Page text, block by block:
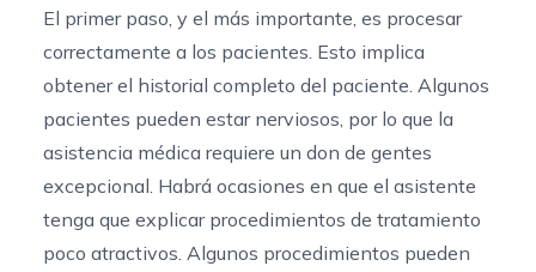
El primer paso, y el más importante, es procesar
correctamente a los pacientes. Esto implica
obtener el historial completo del paciente. Algunos
pacientes pueden estar nerviosos, por lo que la
asistencia médica requiere un don de gentes
excepcional. Habrá ocasiones en que el asistente
tenga que explicar procedimientos de tratamiento
poco atractivos. Algunos procedimientos pueden